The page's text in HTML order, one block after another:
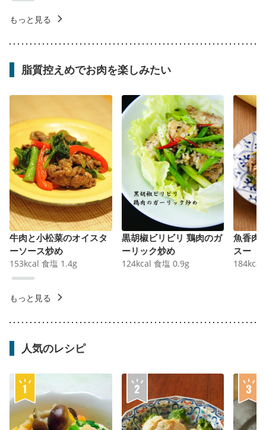
もっと見る
脂質控えめでお肉を楽しみたい
牛肉と小松菜のオイスタ
ーソース炒め
153kcal 食塩 1.4g
黒胡椒ビリビリ 鶏肉のガ
ーリック炒め
124kcal 食塩 0.9g
魚香肉
スー
184kcal
もっと見る
人気のレシピ